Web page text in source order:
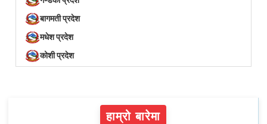
बागमती प्रदेश
मधेश प्रदेश
कोशी प्रदेश
हाम्रो बारेमा